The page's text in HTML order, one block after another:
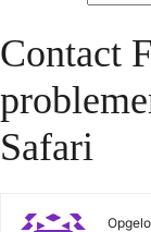
Contact
Safari